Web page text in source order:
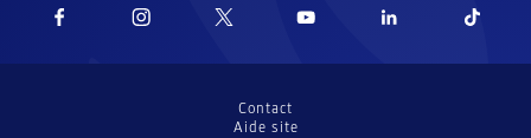
Contact
Aide site